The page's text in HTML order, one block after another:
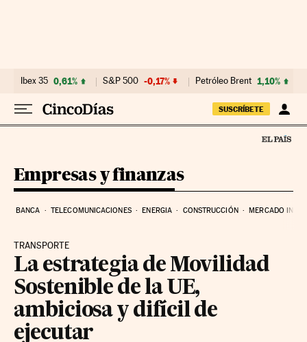
Ibex 35 0,61% S&P 500 -0,17% Petróleo Brent 1,10%
SUSCRÍBETE
Empresas y finanzas
BANCA TELECOMUNICACIONES ENERGIA CONSTRUCCIÓN MERCADO
TRANSPORTE
La estrategia de Movilidad
Sostenible de la UE,
ambiciosa y difícil de
ejecutar